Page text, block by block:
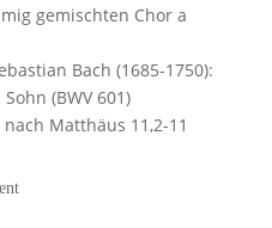
gemischten Chor a
Bach (1685-1750):
(BWV 601)
Matthäus 11,2-11